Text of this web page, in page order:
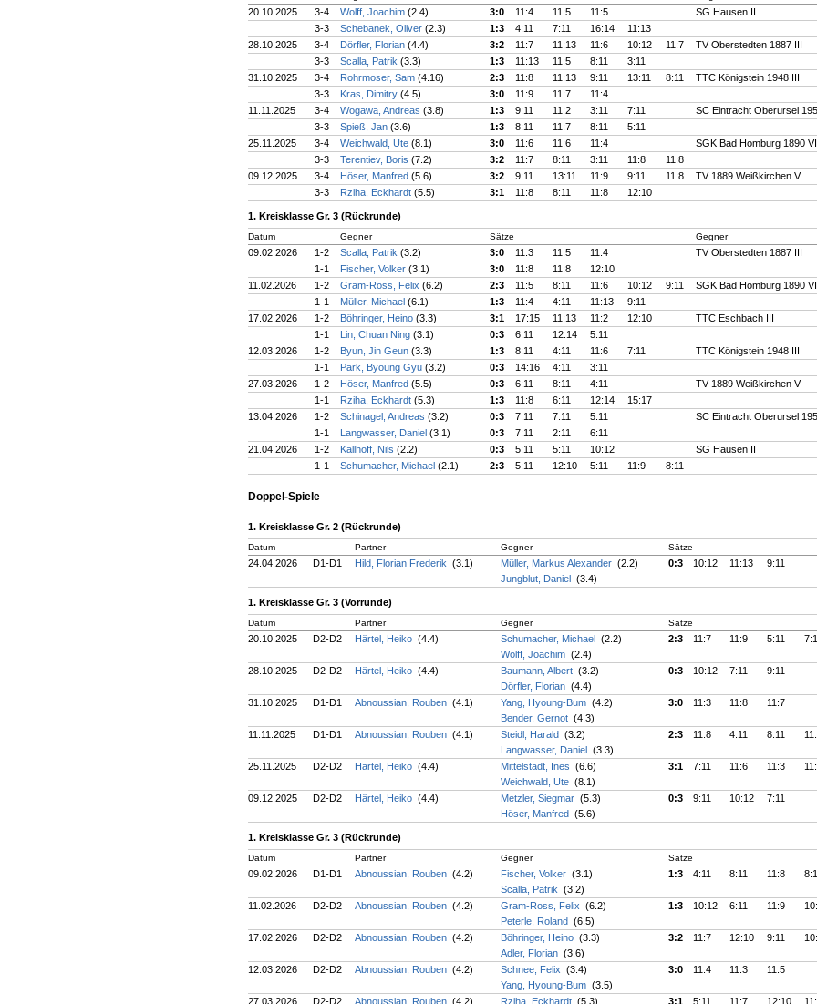
20.10.2025 3-4 Wolff, Joachim (2.4) 3:0 11:4 11:5 11:5 SG Hausen II
3-3
Schebanek, Oliver (2.3) 1:3 4:11 7:11 16:14
11:13
28.10.2025
3-4 Dörfler, Florian (4.4) 3:2 11:7 11:13 11:6 10:12 11:7 TV Oberstedten 1887 III
3-3
Scalla, Patrik (3.3) 1:3 11:13 11:5 8:11
3:11
31.10.2025
3-4 Rohrmoser, Sam (4.16) 2:3 11:8 11:13 9:11 13:11 8:11 TTC Königstein 1948 III
3-3
Kras, Dimitry (4.5) 3:0 11:9 11:7
11:4
11.11.2025
3-4 Wogawa, Andreas (3.8) 1:3 9:11 11:2 3:11 7:11 SC Eintracht Oberursel
3-3
Spieß, Jan (3.6) 1:3 8:11 11:7 8:11
5:11
25.11.2025
3-4 Weichwald, Ute (8.1) 3:0 11:6 11:6 11:4 SGK Bad Homburg 1890 VI
3-3
Terentiev, Boris (7.2) 3:2 11:7 8:11 3:11 11:8
11:8
09.12.2025
3-4 Höser, Manfred (5.6) 3:2 9:11 13:11 11:9 9:11 11:8 TV 1889 Weißkirchen V
3-3
Rziha, Eckhardt (5.5) 3:1 11:8 8:11 11:8 12:10
1. Kreisklasse Gr. 3 (Rückrunde)
Datum Gegner Sätze Gegner
09.02.2026 1-2 Scalla, Patrik (3.2) 3:0 11:3 11:5 11:4 TV Oberstedten 1887 III
1-1
Fischer, Volker (3.1) 3:0 11:8 11:8
12:10
11.02.2026
1-2 Gram-Ross, Felix (6.2) 2:3 11:5 8:11 11:6 10:12 9:11 SGK Bad Homburg 1890 VI
1-1
Müller, Michael (6.1) 1:3 11:4 4:11 11:13
9:11
17.02.2026
1-2 Böhringer, Heino (3.3) 3:1 17:15 11:13 11:2 12:10 TTC Eschbach III
1-1
Lin, Chuan Ning (3.1) 0:3 6:11 12:14
5:11
12.03.2026
1-2 Byun, Jin Geun (3.3) 1:3 8:11 4:11 11:6 7:11 TTC Königstein 1948 III
1-1
Park, Byoung Gyu (3.2) 0:3 14:16 4:11
3:11
27.03.2026
1-2 Höser, Manfred (5.5) 0:3 6:11 8:11 4:11 TV 1889 Weißkirchen V
1-1
Rziha, Eckhardt (5.3) 1:3 11:8 6:11 12:14
15:17
13.04.2026
1-2 Schinagel, Andreas (3.2) 0:3 7:11 7:11 5:11 SC Eintracht Oberursel
1-1
Langwasser, Daniel (3.1) 0:3 7:11 2:11
6:11
21.04.2026
1-2 Kallhoff, Nils (2.2) 0:3 5:11 5:11 10:12 SG Hausen II
1-1
Schumacher, Michael (2.1) 2:3 5:11 12:10 5:11 11:9 8:11
Doppel-Spiele
1. Kreisklasse Gr. 2 (Rückrunde)
Datum Partner Gegner Sätze
24.04.2026 D1-D1 Hild, Florian Frederik (3.1) Müller, Markus Alexander (2.2)
Jungblut, Daniel (3.4)
0:3 10:12 11:13 9:11
1. Kreisklasse Gr. 3 (Vorrunde)
Datum Partner Gegner Sätze
20.10.2025 D2-D2 Härtel, Heiko (4.4) Schumacher, Michael (2.2)
Wolff, Joachim (2.4)
2:3 11:7 11:9 5:11
28.10.2025 D2-D2 Härtel, Heiko (4.4) Baumann, Albert (3.2)
Dörfler, Florian (4.4)
0:3 10:12 7:11 9:11
31.10.2025 D1-D1 Abnoussian, Rouben (4.1) Yang, Hyoung-Bum (4.2)
Bender, Gernot (4.3)
3:0 11:3 11:8 11:7
11.11.2025 D1-D1 Abnoussian, Rouben (4.1) Steidl, Harald (3.2)
Langwasser, Daniel (3.3)
2:3 11:8 4:11 8:11
25.11.2025 D2-D2 Härtel, Heiko (4.4) Mittelstädt, Ines (6.6)
Weichwald, Ute (8.1)
3:1 7:11 11:6 11:3
09.12.2025 D2-D2 Härtel, Heiko (4.4) Metzler, Siegmar (5.3)
Höser, Manfred (5.6)
0:3 9:11 10:12 7:11
1. Kreisklasse Gr. 3 (Rückrunde)
Datum Partner Gegner Sätze
09.02.2026 D1-D1 Abnoussian, Rouben (4.2) Fischer, Volker (3.1)
Scalla, Patrik (3.2)
1:3 4:11 8:11 11:8
11.02.2026 D2-D2 Abnoussian, Rouben (4.2) Gram-Ross, Felix (6.2)
Peterle, Roland (6.5)
1:3 10:12 6:11 11:9
17.02.2026 D2-D2 Abnoussian, Rouben (4.2) Böhringer, Heino (3.3)
Adler, Florian (3.6)
3:2 11:7 12:10 9:11
12.03.2026 D2-D2 Abnoussian, Rouben (4.2) Schnee, Felix (3.4)
Yang, Hyoung-Bum (3.5)
3:0 11:4 11:3 11:5
27.03.2026 D2-D2 Abnoussian, Rouben (4.2) Rziha, Eckhardt (5.3) 3:1 5:11 11:7 12:10